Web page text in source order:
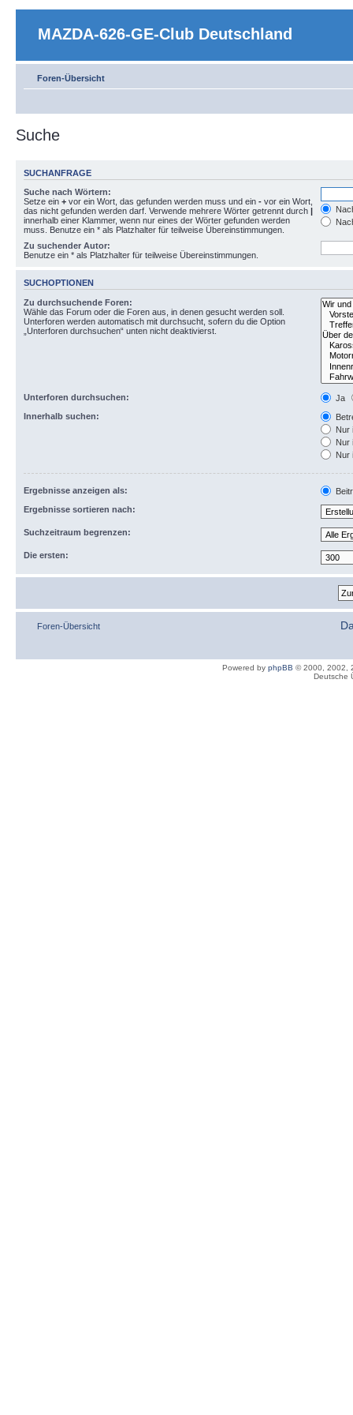
MAZDA-626-GE-Club Deutschland
Foren-Übersicht
Suche
SUCHANFRAGE
Suche nach Wörtern:
Setze ein + vor ein Wort, das gefunden werden muss und ein - vor ein Wort,
das nicht gefunden werden darf. Verwende mehrere Wörter getrennt durch |
innerhalb einer Klammer, wenn nur eines der Wörter gefunden werden
muss. Benutze ein * als Platzhalter für teilweise Übereinstimmungen.
Zu suchender Autor:
Benutze ein * als Platzhalter für teilweise Übereinstimmungen.
SUCHOPTIONEN
Zu durchsuchende Foren:
Wähle das Forum oder die Foren aus, in denen gesucht werden soll.
Unterforen werden automatisch mit durchsucht, sofern du die Option
„Unterforen durchsuchen“ unten nicht deaktivierst.
Unterforen durchsuchen:
Ja
Innerhalb suchen:
Nur
Nur
Nur
Ergebnisse anzeigen als:
Ergebnisse sortieren nach:
Suchzeitraum begrenzen:
Die ersten:
Foren-Übersicht
Powered by phpBB © 2000, 2002,
Deutsche